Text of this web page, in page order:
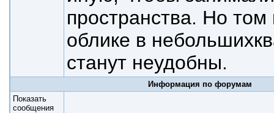
пространства. Но том
облике в небольших
станут неудобны.
Информация по форумам
Показать
сообщения